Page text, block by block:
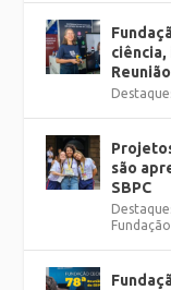
ciência,
são
SBPC
Fundação